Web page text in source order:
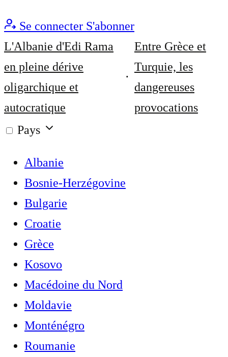
Se connecter S'abonner
L'Albanie d'Edi Rama
en pleine dérive
oligarchique et
autocratique
Entre Grèce et
Turquie, les
dangereuses
provocations
Pays
Albanie
Bosnie-Herzégovine
Bulgarie
Croatie
Grèce
Kosovo
Macédoine du Nord
Moldavie
Monténégro
Roumanie